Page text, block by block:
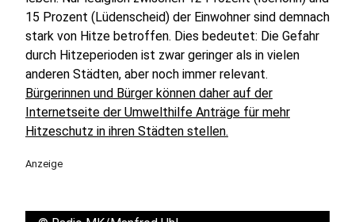
15 Prozent (Lüdenscheid) der Einwohner sind demnach
stark von Hitze betroffen. Dies bedeutet: Die Gefahr
durch Hitzeperioden ist zwar geringer als in vielen
anderen Städten, aber noch immer relevant.
Bürgerinnen und Bürger können daher auf der
Internetseite der Umwelthilfe Anträge für mehr
Hitzeschutz in ihren Städten stellen.
Anzeige